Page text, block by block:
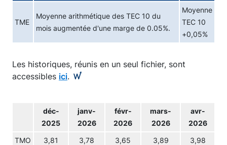
TME
Moyenne arithmétique des TEC 10 du
mois augmentée d'une marge de 0.05%.
Moyenne
TEC 10
+0,05%
Les historiques, réunis en un seul fichier, sont
accessibles ici.
déc-
2025
janv-
2026
févr-
2026
mars-
2026
avr-
2026
TMO 3,81 3,78 3,65 3,89 3,98